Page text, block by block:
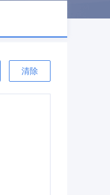
清除